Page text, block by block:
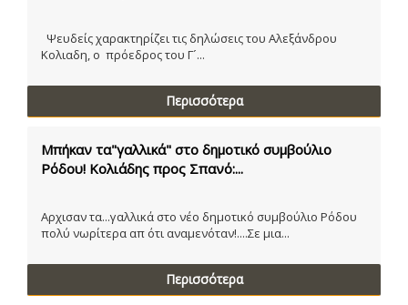
Ψευδείς χαρακτηρίζει τις δηλώσεις του Αλεξάνδρου
Κολιαδη, ο πρόεδρος του Γ´...
Περισσότερα
Μπήκαν τα"γαλλικά" στο δημοτικό συμβούλιο
Ρόδου! Κολιάδης προς Σπανό:...
Αρχισαν τα...γαλλικά στο νέο δημοτικό συμβούλιο Ρόδου
πολύ νωρίτερα απ ότι αναμενόταν!....Σε μια...
Περισσότερα